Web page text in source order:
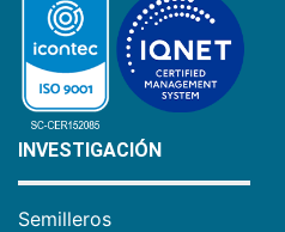
INVESTIGACIÓN
Semilleros